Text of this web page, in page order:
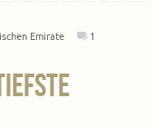
Emirate 1